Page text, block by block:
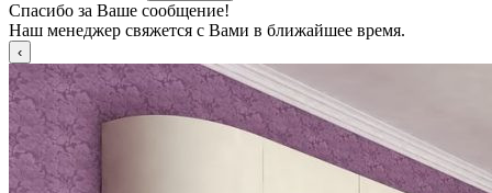
Спасибо за Ваше сообщение!
Наш менеджер свяжется с Вами в ближайшее время.